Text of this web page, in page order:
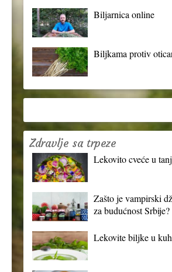
Biljarnica online
Biljkama protiv
Zdravlje sa trpeze
Lekovito cveće u
Zašto je vampirski
za budućnost Srbije?
Lekovite biljke u